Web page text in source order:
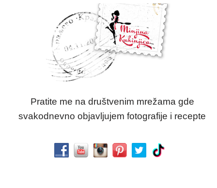
Pratite me na društvenim mrežama gde
svakodnevno objavljujem fotografije i recepte